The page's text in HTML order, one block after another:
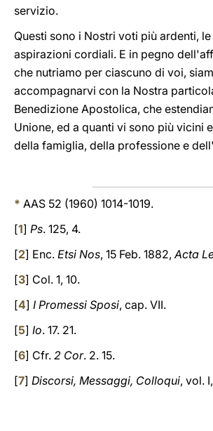
servizio.
Questi sono i Nostri voti più ardenti,
aspirazioni cordiali. E in pegno
che nutriamo per ciascuno di voi,
accompagnarvi con la Nostra
Benedizione Apostolica, che
Unione, ed a quanti vi sono più vicini
della famiglia, della professione e
* AAS 52 (1960) 1014-1019.
[1] Ps. 125, 4.
[2] Enc. Etsi Nos, 15 Feb. 1882,Acta
[3] Col. 1, 10.
[4] I Promessi Sposi, cap. VII.
[5] Io. 17. 21.
[6] Cfr. 2 Cor. 2. 15.
[7] Discorsi, Messaggi, Colloqui, vol.